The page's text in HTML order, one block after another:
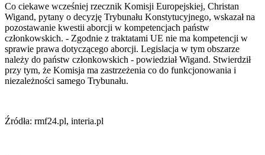
Co ciekawe wcześniej rzecznik Komisji Europejskiej, Christan
Wigand, pytany o decyzję Trybunału Konstytucyjnego, wskazał na
pozostawanie kwestii aborcji w kompetencjach państw
członkowskich. - Zgodnie z traktatami UE nie ma kompetencji w
sprawie prawa dotyczącego aborcji. Legislacja w tym obszarze
należy do państw członkowskich - powiedział Wigand. Stwierdził
przy tym, że Komisja ma zastrzeżenia co do funkcjonowania i
niezależności samego Trybunału.
Źródła: rmf24.pl, interia.pl